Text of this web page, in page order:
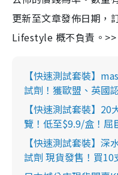
更新至文章發佈日期，
Lifestyle 概不負責。>>
【快速測試套裝】
試劑！獲歐盟、英國
【快速測試套裝】
覽！低至$9.9/盒！
【快速測試套裝】
試劑 現貨發售！買10